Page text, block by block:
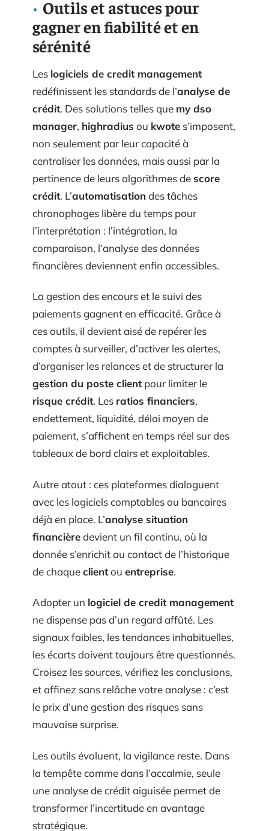
Outils et astuces pour
gagner en fiabilité et en
sérénité
Les logiciels de credit management
redéfinissent les standards de l’analyse de
crédit. Des solutions telles que my dso
manager, highradius ou kwote s’imposent,
non seulement par leur capacité à
centraliser les données, mais aussi par la
pertinence de leurs algorithmes descore
crédit. L’automatisationdes tâches
chronophages libère du temps pour
l’interprétation : l’intégration, la
comparaison, l’analyse des données
financières deviennent enfin accessibles.
La gestion des encours et le suivi des
paiements gagnent en efficacité. Grâce à
ces outils, il devient aisé de repérer les
comptes à surveiller, d’activer les alertes,
d’organiser les relances et de structurer la
gestion du poste clientpour limiter le
risque crédit. Les ratios financiers,
endettement, liquidité, délai moyen de
paiement, s’affichent en temps réel sur des
tableaux de bord clairs et exploitables.
Autre atout : ces plateformes dialoguent
avec les logiciels comptables ou bancaires
déjà en place. L’analyse situation
financièredevient un fil continu, où la
donnée s’enrichit au contact de l’historique
de chaqueclientou entreprise.
Adopter un logiciel de credit management
ne dispense pas d’un regard affûté. Les
signaux faibles, les tendances inhabituelles,
les écarts doivent toujours être questionnés.
Croisez les sources, vérifiez les conclusions,
et affinez sans relâche votre analyse : c’est
le prix d’une gestion des risques sans
mauvaise surprise.
Les outils évoluent, la vigilance reste. Dans
la tempête comme dans l’accalmie, seule
une analyse de crédit aiguisée permet de
transformer l’incertitude en avantage
stratégique.